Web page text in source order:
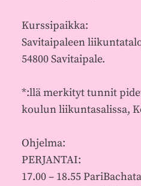
Kurssipaikka:
Savitaipaleen
54800 Savitaipale.
*:llä merkityt tunnit
koulun liikuntasalissa,
Ohjelma:
PERJANTAI:
17.00 – 18.55